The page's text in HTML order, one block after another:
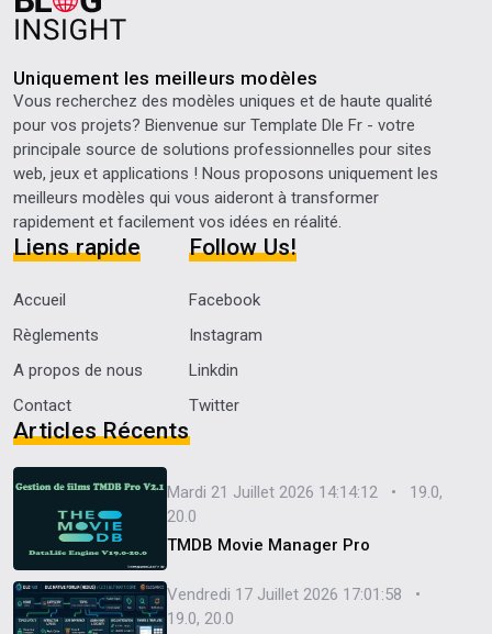
Uniquement les meilleurs modèles
Vous recherchez des modèles uniques et de haute qualité
pour vos projets? Bienvenue sur Template Dle Fr - votre
principale source de solutions professionnelles pour sites
web, jeux et applications ! Nous proposons uniquement les
meilleurs modèles qui vous aideront à transformer
rapidement et facilement vos idées en réalité.
Liens rapide
Accueil
Règlements
A propos de nous
Contact
Follow Us!
Facebook
Instagram
Linkdin
Twitter
Articles Récents
Mardi 21 Juillet 2026 14:14:12 • 19.0,
20.0
TMDB Movie Manager Pro
Vendredi 17 Juillet 2026 17:01:58 •
19.0, 20.0